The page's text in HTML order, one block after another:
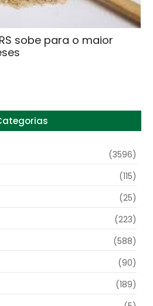
sobe para o maior
(3596)
(115)
(25)
(223)
(588)
(90)
(189)